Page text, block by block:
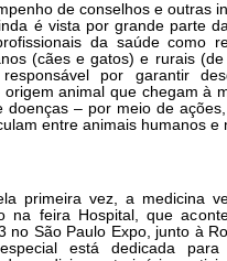
de conselhos e outras
é vista por grande parte
da saúde como
(cães e gatos) e rurais
por garantir
origem animal que chegam à
doenças – por meio de
entre animais humanos e
primeira vez, a medicina
na feira Hospital, que
no São Paulo Expo, junto à
está dedicada